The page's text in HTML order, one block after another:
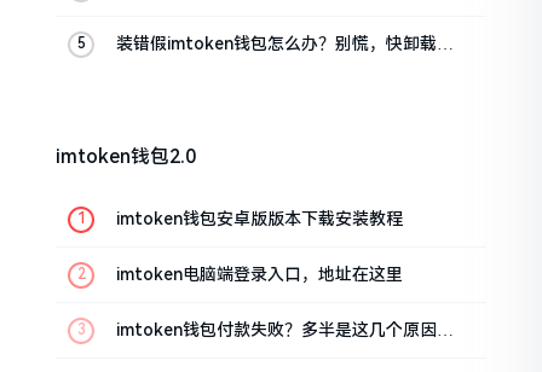
装错假imtoken钱包怎么办？别慌，快卸载，
imtoken钱包2.0
imtoken钱包安卓版版本下载安装教程
imtoken电脑端登录入口，地址在这里
imtoken钱包付款失败？多半是这几个原因闹